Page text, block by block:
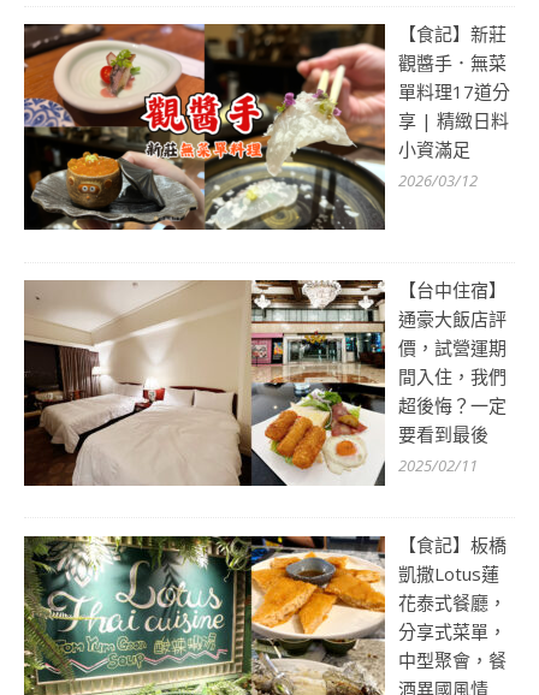
【食記】新莊
觀醬手．無菜
單料理17道分
享 | 精緻日料
小資滿足
2026/03/12
【台中住宿】
通豪大飯店評
價，試營運期
間入住，我們
超後悔？一定
要看到最後
2025/02/11
【食記】板橋
凱撒Lotus蓮
花泰式餐廳，
分享式菜單，
中型聚會，餐
酒異國風情